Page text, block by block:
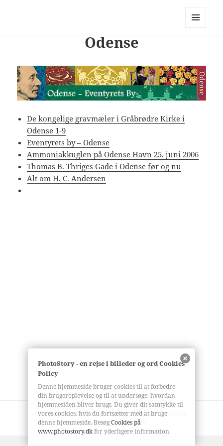
PhotoStory – en rejse i billeder og
Odense
De kongelige gravmæler i Gråbrødre Kirke i
Odense 1-9
Eventyrets by – Odense
Ammoniakkuglen på Odense Havn 25. juni 2006
Thomas B. Thriges Gade i Odense før og nu
Alt om H. C. Andersen
All Rights Reserved © Lars Bjørnsten Odense Denmark –
bjoernsten @ gmail. com
PhotoStory - en rejse i billeder og ord Cookies
Policy
Denne hjemmeside bruger cookies til at forbedre
din brugeroplevelse og til at undersøge, hvordan
hjemmesiden bliver brugt. Du giver dit samtykke til
vores cookies, hvis du fortsætter med at bruge
denne hjemmeside. BesøgCookies på
www.photostory.dkfor yderligere information.